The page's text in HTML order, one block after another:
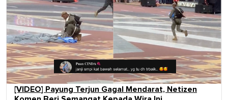
[VIDEO] Payung Terjun Gagal Mendarat, Netizen